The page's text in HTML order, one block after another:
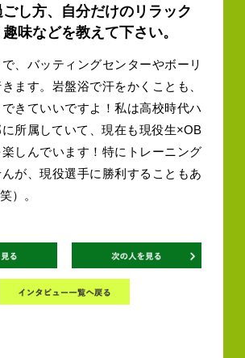
し方、自分だけのリラック
味などを教えて下さい。
、バッティングセンターやボーリ
ます。岩盤浴で汗をかくことも、
きていいですよ！私は高校時代ハ
所属していて、現在も現役生×OB
しんでいます！特にトレーニング
が、現役選手に勝利することもあ
）。